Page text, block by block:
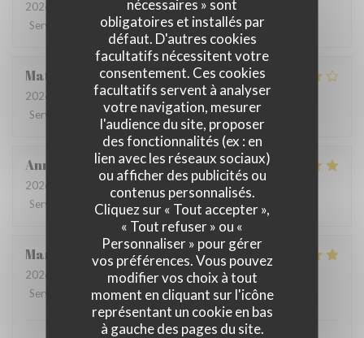
nécessaires » sont
obligatoires et installés par
défaut. D'autres cookies
facultatifs nécessitent votre
consentement. Ces cookies
facultatifs servent à analyser
votre navigation, mesurer
l'audience du site, proposer
des fonctionnalités (ex : en
lien avec les réseaux sociaux)
ou afficher des publicités ou
contenus personnalisés.
Cliquez sur « Tout accepter »,
« Tout refuser » ou «
Personnaliser » pour gérer
vos préférences. Vous pouvez
modifier vos choix à tout
moment en cliquant sur l'icône
représentant un cookie en bas
à gauche des pages du site.
2026-07-27
- 19:00 - Couverts 2
Service
Ambiance: 5/5 Cuisine: 5/5 Qualité / Prix
Mathilde
2026-07-22
- 20:00 - Couverts 4
Service
Ambiance : 4/5 Cuisine: 4/5 Qualité / Prix
Anne
2026-07-20
- 12:00 - Couverts 4
Service
Ambiance Cuisine Qualité / Prix
Marie FranceR
2026-07-20
- 20:30 - Couverts 4
Service
Ambiance: 5/5 Cuisine:5/5 Qualité / Prix